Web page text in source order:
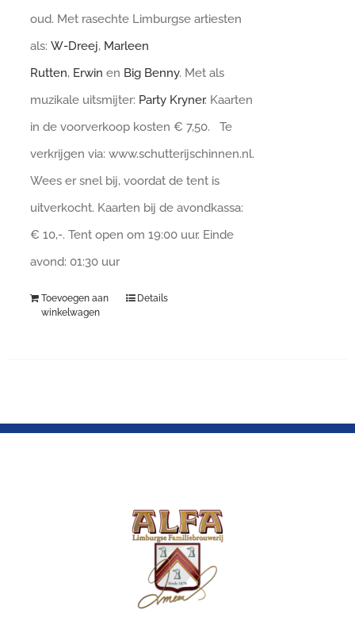
oud. Met rasechte Limburgse artiesten
als: W-Dreej, Marleen
Rutten, Erwin en Big Benny. Met als
muzikale uitsmijter: Party Kryner. Kaarten
in de voorverkoop kosten € 7,50. Te
verkrijgen via: www.schutterijschinnen.nl.
Wees er snel bij, voordat de tent is
uitverkocht. Kaarten bij de avondkassa:
€ 10,-. Tent open om 19:00 uur. Einde
avond: 01:30 uur
Toevoegen aan
winkelwagen
Details